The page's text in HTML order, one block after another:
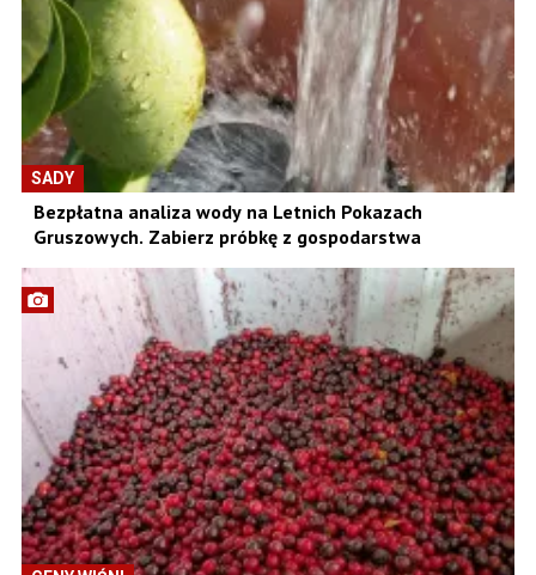
SADY
Bezpłatna analiza wody na Letnich Pokazach
Gruszowych. Zabierz próbkę z gospodarstwa